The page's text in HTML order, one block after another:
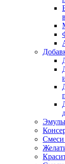
Смеси